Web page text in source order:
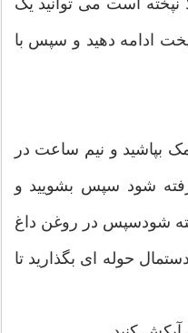
ادامه دهید و سپس با
بپاشید و نیم ساعت در
شود سپس بشویید و
شودسپس در روغن داغ
حوله ای بگذارید تا